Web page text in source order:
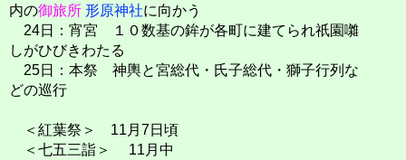
内の御旅所 形原神社に向かう
24日：宵宮 １０数基の鉾が各町に建てられ祇園囃
しがひびきわたる
25日：本祭 神輿と宮総代・氏子総代・獅子行列な
どの巡行
＜紅葉祭＞ 11月7日頃
＜七五三詣＞ 11月中